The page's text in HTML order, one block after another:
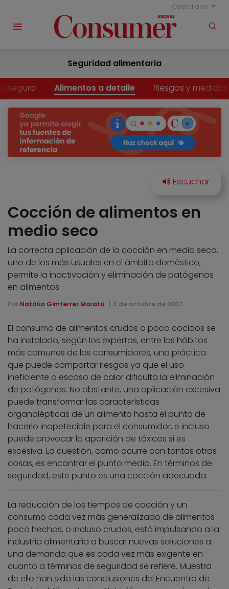
Castellano
Seguridad alimentaria
seguro Alimentos a detalle Riesgos y medidas
Cocción de alimentos en
medio seco
La correcta aplicación de la cocción en medio seco,
uno de los más usuales en el ámbito doméstico,
permite la inactivación y eliminación de patógenos
en alimentos
Por Natàlia Gimferrer Morató 3 de octubre de 2007
El consumo de alimentos crudos o poco cocidos se
ha instalado, según los expertos, entre los hábitos
más comunes de los consumidores, una práctica
que puede comportar riesgos ya que el uso
ineficiente o escaso de calor dificulta la eliminación
de patógenos. No obstante, una aplicación excesiva
puede transformar las características
organolépticas de un alimento hasta el punto de
hacerlo inapetecible para el consumidor, e incluso
puede provocar la aparición de tóxicos si es
excesiva. La cuestión, como ocurre con tantas otras
cosas, es encontrar el punto medio. En términos de
seguridad, este punto es una cocción adecuada.
La reducción de los tiempos de cocción y un
consumo cada vez más generalizado de alimentos
poco hechos, o incluso crudos, está impulsando a la
industria alimentaria a buscar nuevas soluciones a
una demanda que es cada vez más exigente en
cuanto a términos de seguridad se refiere. Muestra
de ello han sido las conclusiones del Encuentro de